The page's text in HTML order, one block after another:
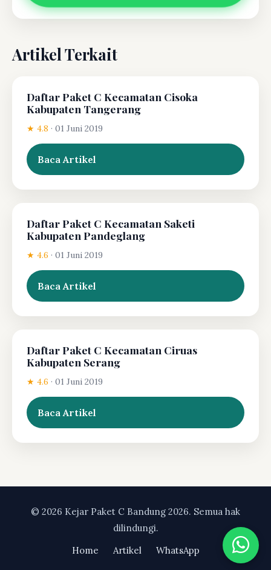
Artikel Terkait
Daftar Paket C Kecamatan Cisoka
Kabupaten Tangerang
★ 4.8 · 01 Juni 2019
Baca Artikel
Daftar Paket C Kecamatan Saketi
Kabupaten Pandeglang
★ 4.6 · 01 Juni 2019
Baca Artikel
Daftar Paket C Kecamatan Ciruas
Kabupaten Serang
★ 4.6 · 01 Juni 2019
Baca Artikel
© 2026 Kejar Paket C Bandung 2026. Semua hak
dilindungi.
Home
Artikel WhatsApp